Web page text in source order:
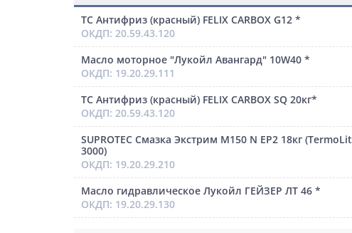
ТС Антифриз (красный) FELIX CARBOX G12 *
ОКДП: 20.59.43.120
Масло моторное "Лукойл Авангард" 10W40 *
ОКДП: 19.20.29.111
ТС Антифриз (красный) FELIX CARBOX SQ 20кг*
ОКДП: 20.59.43.120
SUPROTEC Смазка Экстрим M150 N EP2 18кг (TermoLit
3000)
ОКДП: 19.20.29.210
Масло гидравлическое Лукойл ГЕЙЗЕР ЛТ 46 *
ОКДП: 19.20.29.130